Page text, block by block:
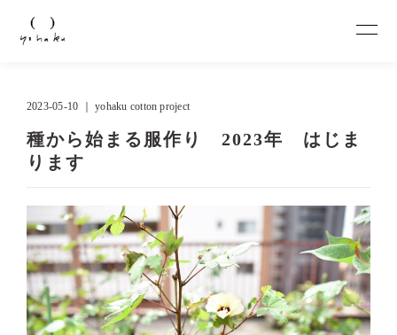
2023-05-10 ｜yohaku cotton project
種から始まる服作り 2023年 はじま
ります